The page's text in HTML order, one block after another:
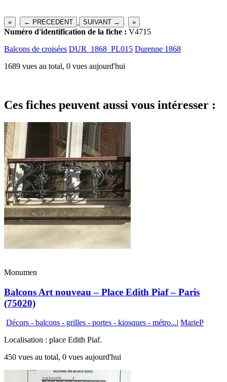
« ← PRECEDENT SUIVANT → »
Numéro d'identification de la fiche : V4715
Balcons de croisées DUR_1868_PL015 Durenne 1868
1689 vues au total, 0 vues aujourd'hui
Ces fiches peuvent aussi vous intéresser :
Monumen
Balcons Art nouveau – Place Edith Piaf – Paris
(75020)
Décors - balcons - grilles - portes - kiosques - métro...| MarieP
Localisation : place Edith Piaf.
450 vues au total, 0 vues aujourd'hui